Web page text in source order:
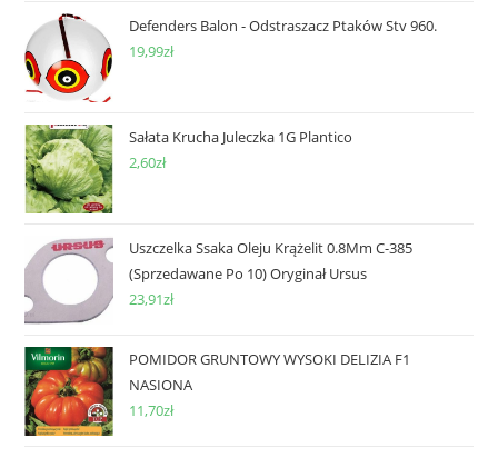
Defenders Balon - Odstraszacz Ptaków Stv 960.
19,99zł
Sałata Krucha Juleczka 1G Plantico
2,60zł
Uszczelka Ssaka Oleju Krążelit 0.8Mm C-385
(Sprzedawane Po 10) Oryginał Ursus
23,91zł
POMIDOR GRUNTOWY WYSOKI DELIZIA F1
NASIONA
11,70zł